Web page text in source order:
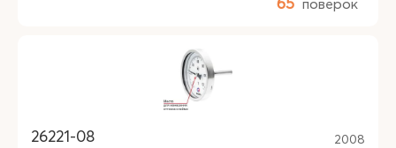
поверок
26221-08 2008